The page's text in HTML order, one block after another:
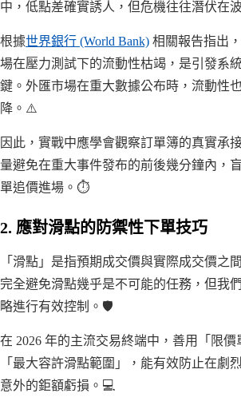
中，低點差確實誘人，但危機往往潛伏在
根據世界銀行 (World Bank) 相關報告指出
場在壓力測試下的流動性枯竭，是引發系
鍵。外匯市場在重大數據公布時，流動性
降。⚠️
因此，實戰中應學會觀察訂單簿的真實承
量避免在重大事件發布的前後幾分鐘內，
單追價進場。⏱️
2. 應對滑點的防禦性下單技巧
「滑點」是指預期成交價與實際成交價之
完全避免滑點幾乎是不可能的任務，但我
略進行有效控制。🛡️
在 2026 年的主流交易終端中，善用「限價
「最大容許滑點範圍」，能有效防止在劇
意外的鉅額虧損。💻